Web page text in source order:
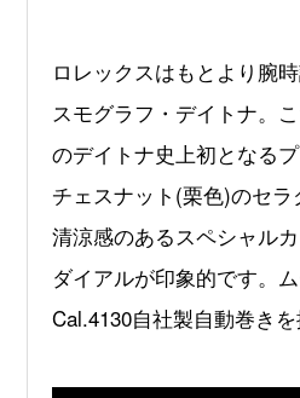
ロレックスはもとより腕
スモグラフ・デイトナ。
のデイトナ史上初となるプ
チェスナット(栗色)のセラ
清涼感のあるスペシャル
ダイアルが印象的です。
Cal.4130自社製自動巻きを